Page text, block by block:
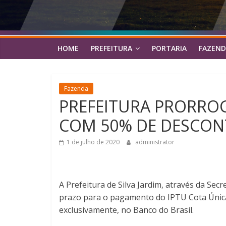
HOME PREFEITURA PORTARIA
Fazenda
PREFEITURA
COM 50% DE
1 de julho de 2020 administrator
A Prefeitura de Silva Jardim, através da
prazo para o pagamento do IPTU Cota
exclusivamente, no Banco do Brasil.